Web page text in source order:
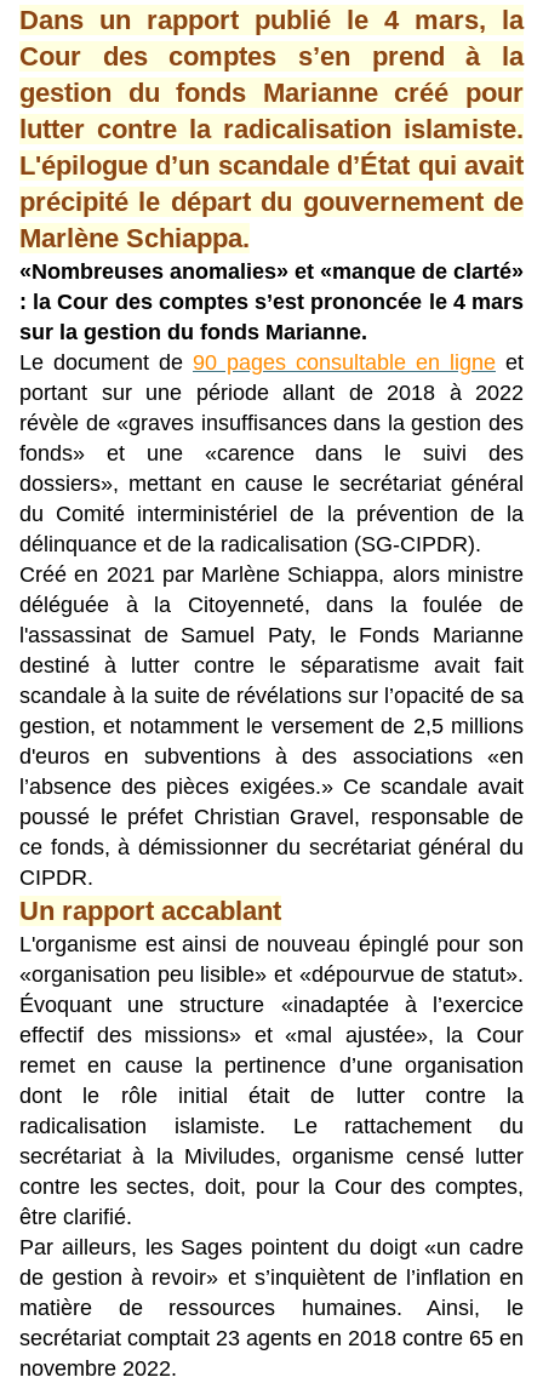
Dans un rapport publié le 4 mars, la
Cour des comptes s’en prend à la
gestion du fonds Marianne créé pour
lutter contre la radicalisation islamiste.
L'épilogue d’un scandale d’État qui avait
précipité le départ du gouvernement de
Marlène Schiappa.
«Nombreuses anomalies» et «manque de clarté»
: la Cour des comptes s’est prononcée le 4 mars
sur la gestion du fonds Marianne.
Le document de 90 pages consultable en ligne et
portant sur une période allant de 2018 à 2022
révèle de «graves insuffisances dans la gestion des
fonds» et une «carence dans le suivi des
dossiers», mettant en cause le secrétariat général
du Comité interministériel de la prévention de la
délinquance et de la radicalisation (SG-CIPDR).
Créé en 2021 par Marlène Schiappa, alors ministre
déléguée à la Citoyenneté, dans la foulée de
l'assassinat de Samuel Paty, le Fonds Marianne
destiné à lutter contre le séparatisme avait fait
scandale à la suite de révélations sur l’opacité de sa
gestion, et notamment le versement de 2,5 millions
d'euros en subventions à des associations «en
l’absence des pièces exigées.» Ce scandale avait
poussé le préfet Christian Gravel, responsable de
ce fonds, à démissionner du secrétariat général du
CIPDR.
Un rapport accablant
L'organisme est ainsi de nouveau épinglé pour son
«organisation peu lisible» et «dépourvue de statut».
Évoquant une structure «inadaptée à l’exercice
effectif des missions» et «mal ajustée», la Cour
remet en cause la pertinence d’une organisation
dont le rôle initial était de lutter contre la
radicalisation islamiste. Le rattachement du
secrétariat à la Miviludes, organisme censé lutter
contre les sectes, doit, pour la Cour des comptes,
être clarifié.
Par ailleurs, les Sages pointent du doigt «un cadre
de gestion à revoir» et s’inquiètent de l’inflation en
matière de ressources humaines. Ainsi, le
secrétariat comptait 23 agents en 2018 contre 65 en
novembre 2022.